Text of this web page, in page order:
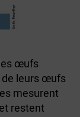
œufs
de leurs œufs
mesurent
restent